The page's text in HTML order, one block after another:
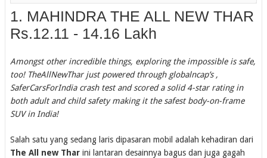
1. MAHINDRA THE ALL NEW THAR
Rs.12.11 - 14.16 Lakh
Amongst other incredible things, exploring the impossible is safe,
too! TheAllNewThar just powered through globalncap’s ,
SaferCarsForIndia crash test and scored a solid 4-star rating in
both adult and child safety making it the safest body-on-frame
SUV in India!
Salah satu yang sedang laris dipasaran mobil adalah kehadiran dari
The All new Thar ini lantaran desainnya bagus dan juga gagah